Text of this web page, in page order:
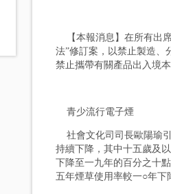
【本報消息】在所有出
法”修訂案，以禁止製造、
禁止攜帶有關產品出入境本
青少流行電子煙
社會文化司司長歐陽瑜
持續下降，其中十五歲及
下降至一九年的百分之十
五年煙草使用率較一○年下